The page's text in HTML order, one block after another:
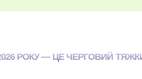
РОКУ — ЦЕ ЧЕРГОВИЙ